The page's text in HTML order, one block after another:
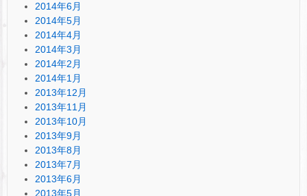
2014年6月
2014年5月
2014年4月
2014年3月
2014年2月
2014年1月
2013年12月
2013年11月
2013年10月
2013年9月
2013年8月
2013年7月
2013年6月
2013年5月